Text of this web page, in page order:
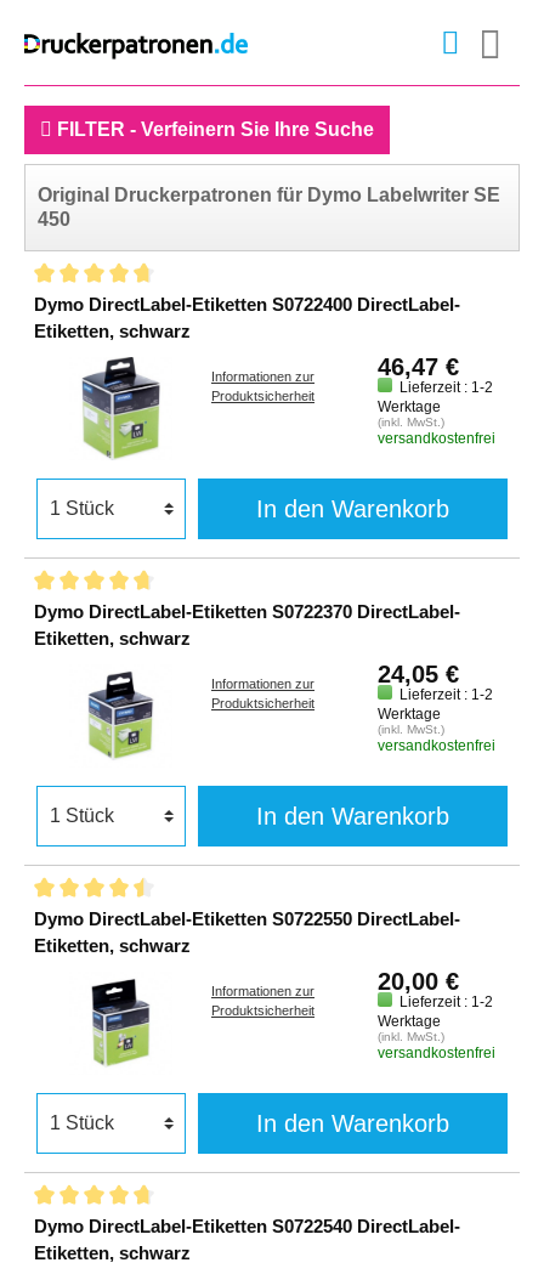
FILTER - Verfeinern Sie Ihre Suche
Original Druckerpatronen für Dymo Labelwriter SE
450
Dymo DirectLabel-Etiketten S0722400 DirectLabel-
Etiketten, schwarz
Informationen zur
Produktsicherheit
46,47 €
Lieferzeit : 1-2
Werktage
(inkl. MwSt.)
versandkostenfrei
In den Warenkorb
Dymo DirectLabel-Etiketten S0722370 DirectLabel-
Etiketten, schwarz
Informationen zur
Produktsicherheit
24,05 €
Lieferzeit : 1-2
Werktage
(inkl. MwSt.)
versandkostenfrei
In den Warenkorb
Dymo DirectLabel-Etiketten S0722550 DirectLabel-
Etiketten, schwarz
Informationen zur
Produktsicherheit
20,00 €
Lieferzeit : 1-2
Werktage
(inkl. MwSt.)
versandkostenfrei
In den Warenkorb
Dymo DirectLabel-Etiketten S0722540 DirectLabel-
Etiketten, schwarz